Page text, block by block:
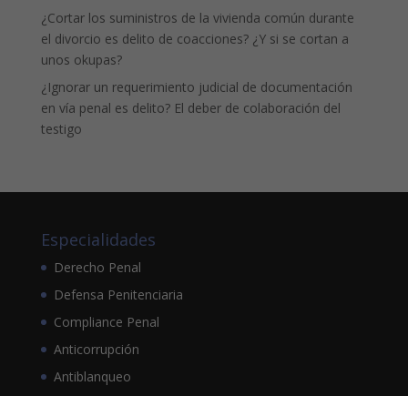
¿Cortar los suministros de la vivienda común durante
el divorcio es delito de coacciones? ¿Y si se cortan a
unos okupas?
¿Ignorar un requerimiento judicial de documentación
en vía penal es delito? El deber de colaboración del
testigo
Especialidades
Derecho Penal
Defensa Penitenciaria
Compliance Penal
Anticorrupción
Antiblanqueo